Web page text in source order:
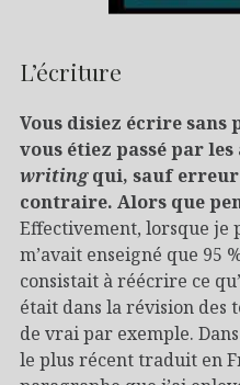
L’écriture
Vous disiez écrire sans
vous étiez passé par
writingqui, sauf erreur
contraire. Alors que
Effectivement, lorsque je
m’avait enseigné que 95
consistait à réécrire ce
était dans la révision des
de vrai par exemple. Dans
le plus récent traduit en